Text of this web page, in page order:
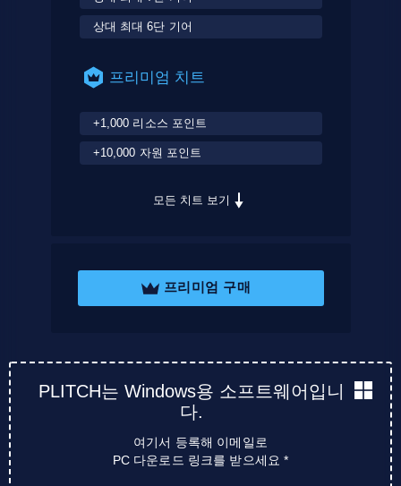
상대 최대 6단 기어
프리미엄 치트
+1,000 리소스 포인트
+10,000 자원 포인트
모든 치트 보기
프리미엄 구매
PLITCH는 Windows용 소프트웨어입니
다.
여기서 등록해 이메일로
PC 다운로드 링크를 받으세요 *